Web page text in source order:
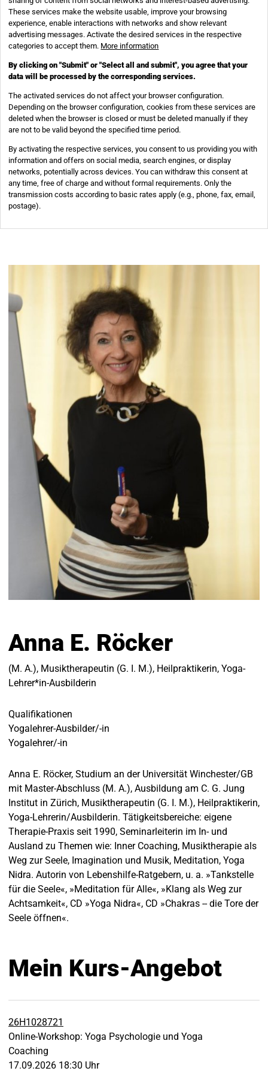
Anna E. Röcker
(M. A.), Musiktherapeutin (G. I. M.), Heilpraktikerin, Yoga-
Lehrer*in-Ausbilderin
Qualifikationen
Yogalehrer-Ausbilder/-in
Yogalehrer/-in
Anna E. Röcker, Studium an der Universität Winchester/GB
mit Master-Abschluss (M. A.), Ausbildung am C. G. Jung
Institut in Zürich, Musiktherapeutin (G. I. M.), Heilpraktikerin,
Yoga-Lehrerin/Ausbilderin. Tätigkeitsbereiche: eigene
Therapie-Praxis seit 1990, Seminarleiterin im In- und
Ausland zu Themen wie: Inner Coaching, Musiktherapie als
Weg zur Seele, Imagination und Musik, Meditation, Yoga
Nidra. Autorin von Lebenshilfe-Ratgebern, u. a. »Tankstelle
für die Seele«, »Meditation für Alle«, »Klang als Weg zur
Achtsamkeit«, CD »Yoga Nidra«, CD »Chakras -- die Tore der
Seele öffnen«.
Mein Kurs-Angebot
26H1028721
Online-Workshop: Yoga Psychologie und Yoga
Coaching
17.09.2026 18:30 Uhr